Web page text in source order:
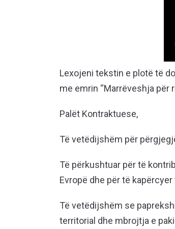
Lexojeni tekstin e plotë të
me emrin “Marrëveshja për
Palët Kontraktuese,
Të vetëdijshëm për
Të përkushtuar për të
Evropë dhe për të
Të vetëdijshëm se
territorial dhe mbrojtja e